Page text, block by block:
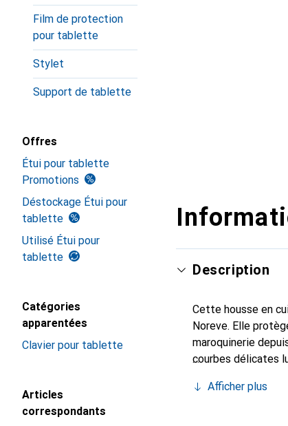
Film de protection
pour tablette
Stylet
Support de tablette
Offres
Étui pour tablette
Promotions
Déstockage Étui pour
tablette
Utilisé Étui pour
tablette
Catégories
apparentées
Clavier pour tablette
Articles
correspondants
Description
Cette housse en
Noreve. Elle
maroquinerie
courbes délicates
marque Noreve
Afficher plus